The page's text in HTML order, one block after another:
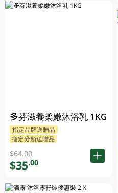
多芬滋養柔嫩沐浴乳 1KG
指定品牌送贈品
指定分類送贈品
$64.00
$35.00